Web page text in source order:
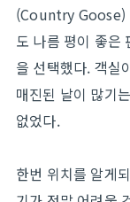
(Country Goose)
도 나름 평이 좋은
을 선택했다. 객실
매진된 날이 많기
없었다.
한번 위치를 알게